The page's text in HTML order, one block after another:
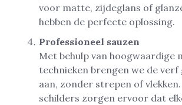
voor matte, zijdeglans of
hebben de perfecte oplossing.
Professioneel sauzen
Met behulp van hoogwaardige
technieken brengen we de
aan, zonder strepen of
schilders zorgen ervoor dat